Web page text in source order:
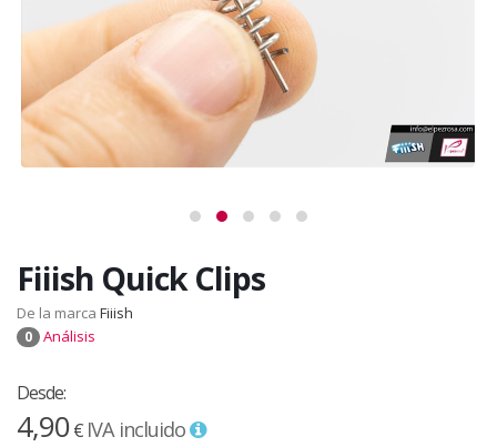
Fiiish Quick Clips
De la marca Fiiish
0 Análisis
Desde:
4,90€ IVA incluido